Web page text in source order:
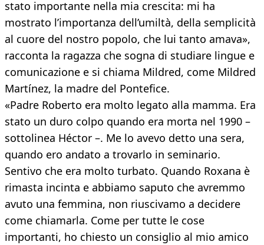
stato importante nella mia crescita: mi ha
mostrato l’importanza dell’umiltà, della semplicità
al cuore del nostro popolo, che lui tanto amava»,
racconta la ragazza che sogna di studiare lingue e
comunicazione e si chiama Mildred, come Mildred
Martínez, la madre del Pontefice.
«Padre Roberto era molto legato alla mamma. Era
stato un duro colpo quando era morta nel 1990 –
sottolinea Héctor –. Me lo avevo detto una sera,
quando ero andato a trovarlo in seminario.
Sentivo che era molto turbato. Quando Roxana è
rimasta incinta e abbiamo saputo che avremmo
avuto una femmina, non riuscivamo a decidere
come chiamarla. Come per tutte le cose
importanti, ho chiesto un consiglio al mio amico